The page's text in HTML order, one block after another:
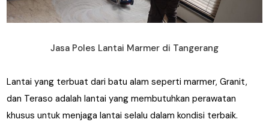
Jasa Poles Lantai Marmer di Tangerang
Lantai yang terbuat dari batu alam seperti marmer, Granit,
dan Teraso adalah lantai yang membutuhkan perawatan
khusus untuk menjaga lantai selalu dalam kondisi terbaik.